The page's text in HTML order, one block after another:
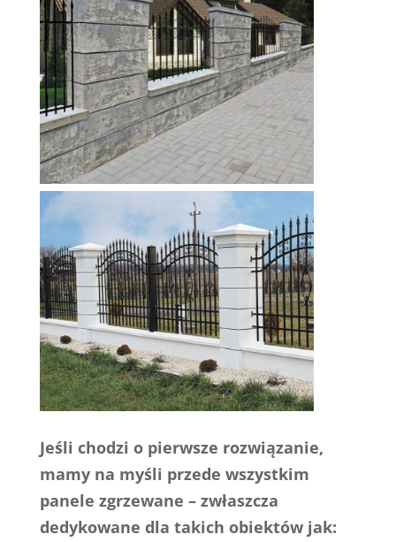
Jeśli chodzi o pierwsze rozwiązanie,
mamy na myśli przede wszystkim
panele zgrzewane – zwłaszcza
dedykowane dla takich obiektów jak: